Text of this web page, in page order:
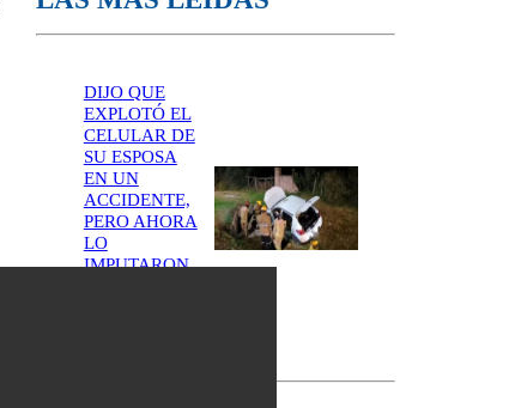
DIJO QUE
EXPLOTÓ EL
CELULAR DE
SU ESPOSA
EN UN
ACCIDENTE,
PERO AHORA
LO
IMPUTARON